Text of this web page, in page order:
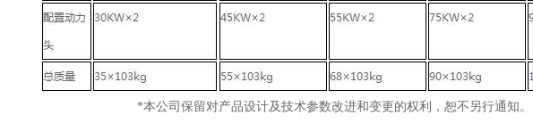
*本公司保留对产品设计及技术参数改进和变更的权利，恕不另行通知。